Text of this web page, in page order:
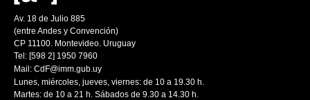
Av. 18 de Julio 885
(entre Andes y Convención)
CP 11100. Montevideo. Uruguay
Tel: [598 2] 1950 7960
Mail: CdF@imm.gub.uy
Lunes, miércoles, jueves, viernes: de 10 a 19.30 h.
Martes: de 10 a 21 h. Sábados de 9.30 a 14.30 h.